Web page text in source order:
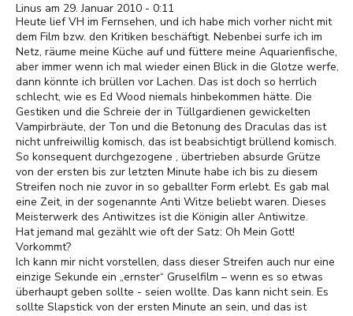
Linus am 29. Januar 2010 - 0:11
Heute lief VH im Fernsehen, und ich habe mich vorher nicht mit
dem Film bzw. den Kritiken beschäftigt. Nebenbei surfe ich im
Netz, räume meine Küche auf und füttere meine Aquarienfische,
aber immer wenn ich mal wieder einen Blick in die Glotze werfe,
dann könnte ich brüllen vor Lachen. Das ist doch so herrlich
schlecht, wie es Ed Wood niemals hinbekommen hätte. Die
Gestiken und die Schreie der in Tüllgardienen gewickelten
Vampirbräute, der Ton und die Betonung des Draculas das ist
nicht unfreiwillig komisch, das ist beabsichtigt brüllend komisch.
So konsequent durchgezogene , übertrieben absurde Grütze
von der ersten bis zur letzten Minute habe ich bis zu diesem
Streifen noch nie zuvor in so geballter Form erlebt. Es gab mal
eine Zeit, in der sogenannte Anti Witze beliebt waren. Dieses
Meisterwerk des Antiwitzes ist die Königin aller Antiwitze.
Hat jemand mal gezählt wie oft der Satz: Oh Mein Gott!
Vorkommt?
Ich kann mir nicht vorstellen, dass dieser Streifen auch nur eine
einzige Sekunde ein „ernster“ Gruselfilm – wenn es so etwas
überhaupt geben sollte - seien wollte. Das kann nicht sein. Es
sollte Slapstick von der ersten Minute an sein, und das ist